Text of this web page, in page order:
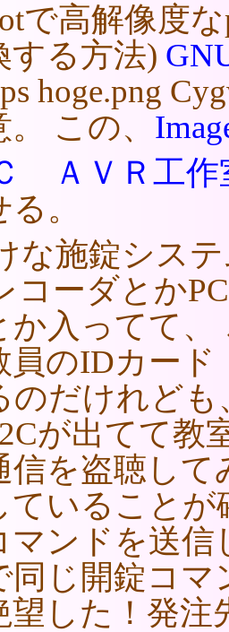
で高解像度
する方法)
hoge.png
この、
ＡＶＲ工作
。
な施錠シス
コーダとか
か入ってて
員のIDカード
のだけれども
が出てて教
信を盗聴し
ていることが
マンドを送
同じ開錠コ
望した！発注